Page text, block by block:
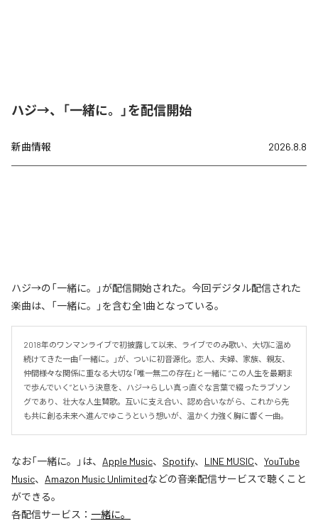
ハジ→、「一緒に。」を配信開始
新曲情報 2026.8.8
ハジ→の「一緒に。」が配信開始された。今回デジタル配信された
楽曲は、「一緒に。」を含む全1曲となっている。
2018年のワンマンライブで初披露して以来、ライブでのみ歌い、大切に温め
続けてきた一曲「一緒に。」が、ついに初音源化。恋人、夫婦、家族、親友、
仲間――様々な関係に重なる大切な「唯一無二の存在」と一緒に “この人生を最期ま
で歩んでいく”という決意を、ハジ→らしい真っ直ぐな言葉で綴ったラブソン
グであり、壮大な人生賛歌。互いに支え合い、認め合いながら、これから先
も共に創る未来へ進んでゆこうという想いが、温かく力強く胸に響く一曲。
なお「一緒に。 」は、 Apple Music、 Spotify、 LINE MUSIC、 YouTube
Music、 Amazon Music Unlimitedなどの音楽配信サービスで聴くこと
ができる。
各配信サービス： 一緒に。